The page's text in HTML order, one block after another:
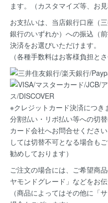
ます。（カスタマイズ等、お
お支払いは、当店銀行口座（
銀行のいずれか）への振込（
決済をお選びいただけます。
（各種手数料はお客様負担と
※クレジットカード決済につ
分割払い・リボ払い等への切
カード会社へお問合せくださ
しては切替不可となる場合も
勧めしております）
ご注文の場合には、ご希望商
ヤモンドグレード」などをお
（商品によってはその他に「